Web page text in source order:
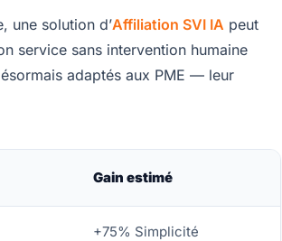
une solution d’Affiliation SVI IA peut
service sans intervention humaine
adaptés aux PME — leur
Gain estimé
+75% Simplicité